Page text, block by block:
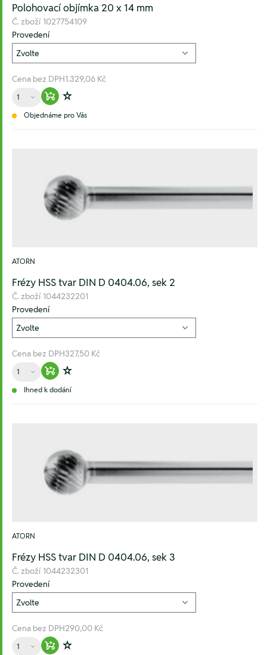
Polohovací objímka 20 x 14 mm
Č. zboží 1027754109
Provedení
Cena bez DPH1.329,06 Kč
Množství
Warenkorb hinzufügen
Zur Wunschliste hinzufügen
Objednáme pro Vás
ATORN
Frézy HSS tvar DIN D 0404.06, sek 2
Č. zboží 1044232201
Provedení
Cena bez DPH327,50 Kč
Množství
Warenkorb hinzufügen
Zur Wunschliste hinzufügen
Ihned k dodání
ATORN
Frézy HSS tvar DIN D 0404.06, sek 3
Č. zboží 1044232301
Provedení
Cena bez DPH290,00 Kč
Množství
Warenkorb hinzufügen
Zur Wunschliste hinzufügen